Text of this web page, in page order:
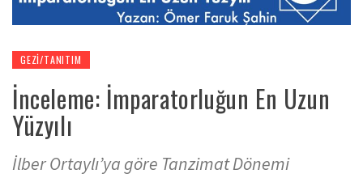
GEZI/TANITIM
İnceleme: İmparatorluğun En Uzun
Yüzyılı
İlber Ortaylı’ya göre Tanzimat Dönemi